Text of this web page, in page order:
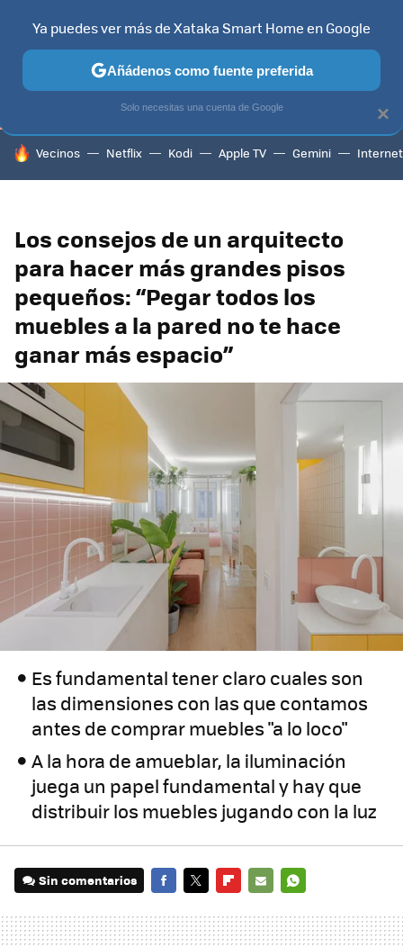
TELEVISORES CONTENIDOS SMART TV SELECCIÓN
HOY SE HABLA DE
Vecinos Netflix Kodi Apple TV Gemini Internet
Los consejos de un arquitecto
para hacer más grandes pisos
pequeños: “Pegar todos los
muebles a la pared no te hace
ganar más espacio”
Es fundamental tener claro cuales son
las dimensiones con las que contamos
antes de comprar muebles "a lo loco"
A la hora de amueblar, la iluminación
juega un papel fundamental y hay que
distribuir los muebles jugando con la luz
Sin comentarios
MAIL
×
Ya puedes ver más de Xataka Smart Home en Google
Añádenos como fuente preferida
Solo necesitas una cuenta de Google